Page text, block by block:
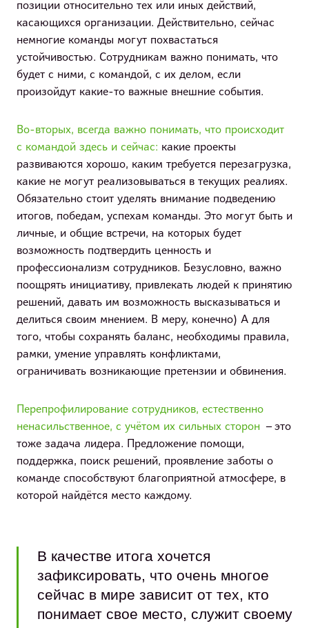
позиции относительно тех или иных действий,
касающихся организации. Действительно, сейчас
немногие команды могут похвастаться
устойчивостью. Сотрудникам важно понимать, что
будет с ними, с командой, с их делом, если
произойдут какие-то важные внешние события.
Во-вторых, всегда важно понимать, что происходит
с командой здесь и сейчас: какие проекты
развиваются хорошо, каким требуется перезагрузка,
какие не могут реализовываться в текущих реалиях.
Обязательно стоит уделять внимание подведению
итогов, победам, успехам команды. Это могут быть и
личные, и общие встречи, на которых будет
возможность подтвердить ценность и
профессионализм сотрудников. Безусловно, важно
поощрять инициативу, привлекать людей к принятию
решений, давать им возможность высказываться и
делиться своим мнением. В меру, конечно) А для
того, чтобы сохранять баланс, необходимы правила,
рамки, умение управлять конфликтами,
ограничивать возникающие претензии и обвинения.
Перепрофилирование сотрудников, естественно
ненасильственное, с учётом их сильных сторон – это
тоже задача лидера. Предложение помощи,
поддержка, поиск решений, проявление заботы о
команде способствуют благоприятной атмосфере, в
которой найдётся место каждому.
В качестве итога хочется
зафиксировать, что очень многое
сейчас в мире зависит от тех, кто
понимает свое место, служит своему